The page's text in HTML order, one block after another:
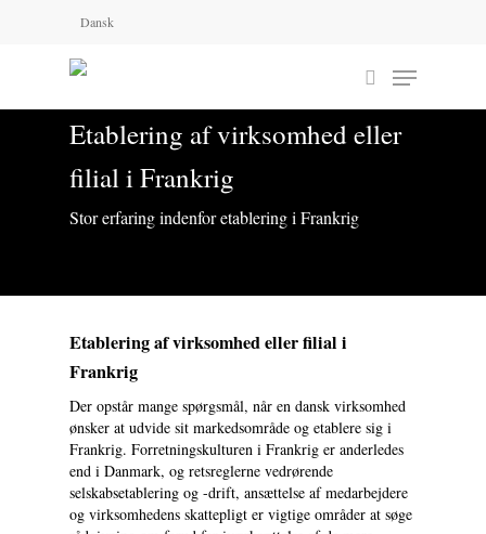
Dansk
Search
Menu
Etablering af virksomhed eller
filial i Frankrig
Stor erfaring indenfor etablering i Frankrig
Etablering af virksomhed eller filial i
Frankrig
Der opstår mange spørgsmål, når en dansk virksomhed
ønsker at udvide sit markedsområde og etablere sig i
Frankrig. Forretningskulturen i Frankrig er anderledes
end i Danmark, og retsreglerne vedrørende
selskabsetablering og -drift, ansættelse af medarbejdere
og virksomhedens skattepligt er vigtige områder at søge